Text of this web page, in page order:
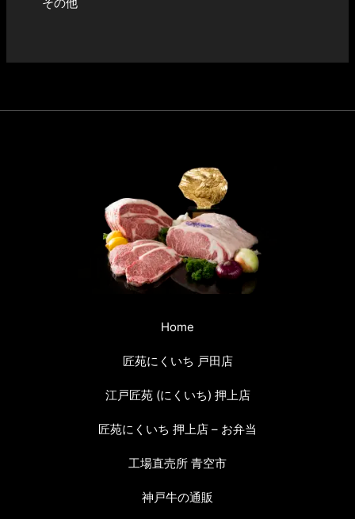
Home
匠苑にくいち 戸田店
江戸匠苑 (にくいち) 押上店
匠苑にくいち 押上店 – お弁当
工場直売所 青空市
神戸牛の通販